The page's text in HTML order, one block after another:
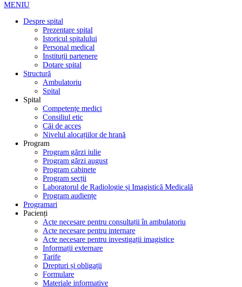
MENIU
Despre spital
Prezentare spital
Istoricul spitalului
Personal medical
Instituții partenere
Dotare spital
Structură
Ambulatoriu
Spital
Spital
Competențe medici
Consiliul etic
Căi de acces
Nivelul alocațiilor de hrană
Program
Program gărzi iulie
Program gărzi august
Program cabinete
Program secții
Laboratorul de Radiologie și Imagistică Medicală
Program audiențe
Programari
Pacienți
Acte necesare pentru consultații în ambulatoriu
Acte necesare pentru internare
Acte necesare pentru investigații imagistice
Informații externare
Tarife
Drepturi și obligații
Formulare
Materiale informative